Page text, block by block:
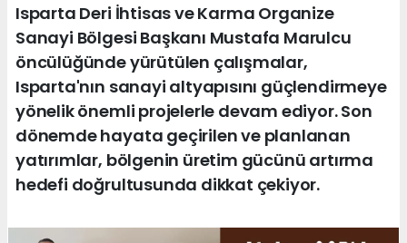
Isparta Deri İhtisas ve Karma Organize
Sanayi Bölgesi Başkanı Mustafa Marulcu
öncülüğünde yürütülen çalışmalar,
Isparta'nın sanayi altyapısını güçlendirmeye
yönelik önemli projelerle devam ediyor. Son
dönemde hayata geçirilen ve planlanan
yatırımlar, bölgenin üretim gücünü artırma
hedefi doğrultusunda dikkat çekiyor.